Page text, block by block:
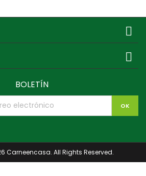


BOLETÍN
Carneencasa. All Rights Reserved.